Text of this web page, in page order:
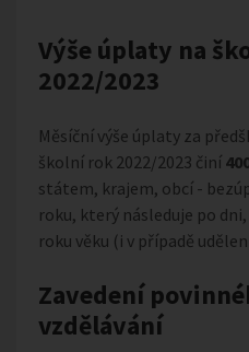
Výše úplaty na
2022/2023
Měsíční výše úplaty za
školní rok 2022/2023 činí
státem, krajem, obcí -
roku, který následuje po
roku věku (i v případě
Zavedení
vzdělávání